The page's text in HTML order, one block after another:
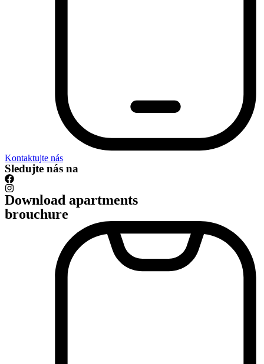
Kontaktujte nás
Sledujte nás na
Download apartments
brouchure